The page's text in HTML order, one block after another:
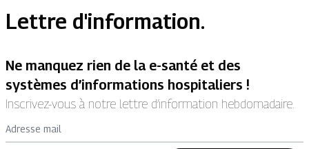
Lettre d'information.
Ne manquez rien de la e-santé et des
systèmes d’informations hospitaliers !
Inscrivez-vous à notre lettre d’information hebdomadaire.
Adresse mail